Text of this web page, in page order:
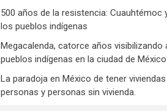
500 años de la resistencia: Cuauhtémoc
los pueblos indígenas
Megacalenda, catorce años visibilizando
pueblos indígenas en la ciudad de México
La paradoja en México de tener
personas y personas sin vivienda.